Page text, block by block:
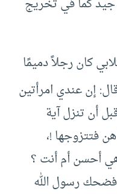
كان رجلاً دميمًا
إن عندي امرأتين
أن تنزل آية
فتتزوجها !،
أحسن أم أنت ؟
فضحك رسول الله